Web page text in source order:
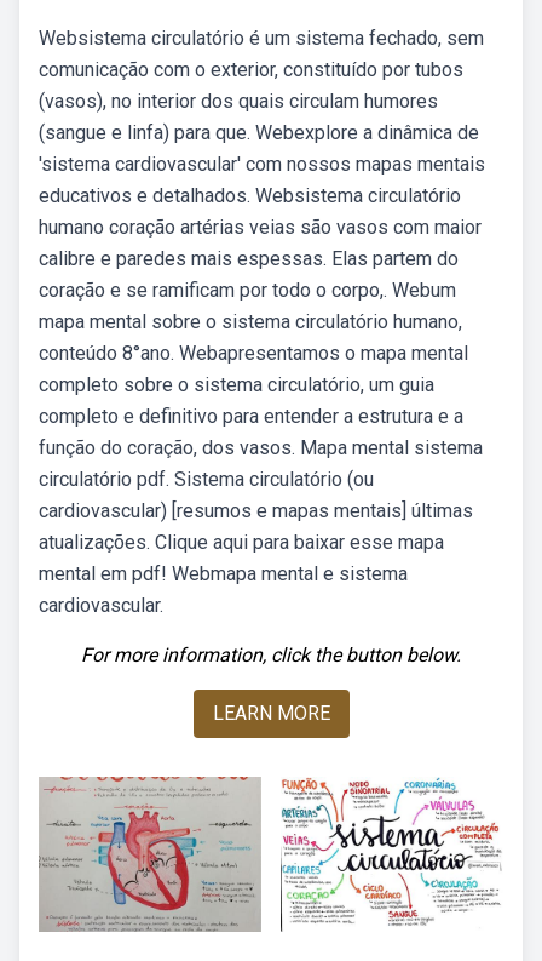
Websistema circulatório é um sistema fechado, sem
comunicação com o exterior, constituído por tubos
(vasos), no interior dos quais circulam humores
(sangue e linfa) para que. Webexplore a dinâmica de
'sistema cardiovascular' com nossos mapas mentais
educativos e detalhados. Websistema circulatório
humano coração artérias veias são vasos com maior
calibre e paredes mais espessas. Elas partem do
coração e se ramificam por todo o corpo,. Webum
mapa mental sobre o sistema circulatório humano,
conteúdo 8°ano. Webapresentamos o mapa mental
completo sobre o sistema circulatório, um guia
completo e definitivo para entender a estrutura e a
função do coração, dos vasos. Mapa mental sistema
circulatório pdf. Sistema circulatório (ou
cardiovascular) [resumos e mapas mentais] últimas
atualizações. Clique aqui para baixar esse mapa
mental em pdf! Webmapa mental e sistema
cardiovascular.
For more information, click the button below.
LEARN MORE